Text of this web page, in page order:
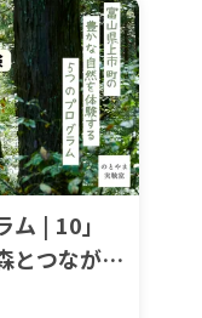
ム | 10」
とつながる